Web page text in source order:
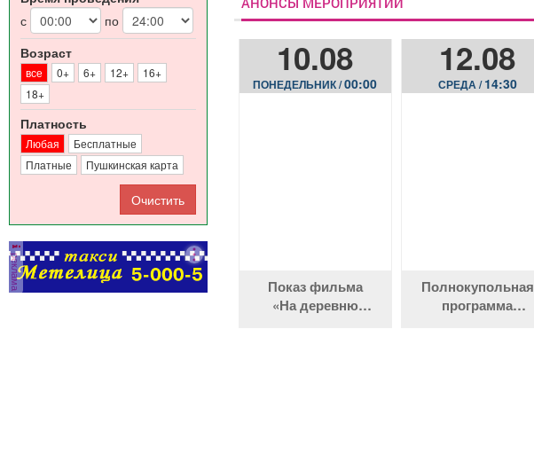
с
по
Возраст
все 0+ 6+ 12+
16+
18+
Платность
Любая
Бесплатные
Платные
Пушкинская карта
реклама
10.08
ПОНЕДЕЛЬНИК /00:00
Показ фильма
«На деревню
12.08
СРЕДА /14:30
Полнокупольная
программа